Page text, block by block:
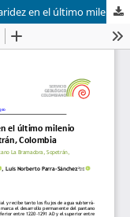
Paleosuelos marcadores de periodos de aridez en el último milenio conservados en el Pantano La Bramadora, Sopetrán, Colombia